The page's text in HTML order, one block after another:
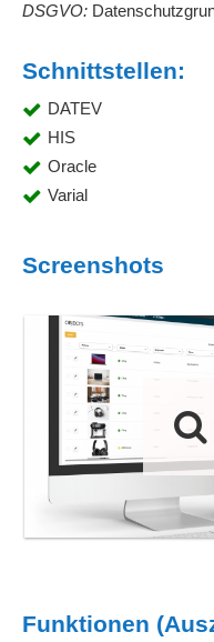
DSGVO:
Schnittstellen:
DATEV
HIS
Oracle
Varial
Screenshots
Funktionen